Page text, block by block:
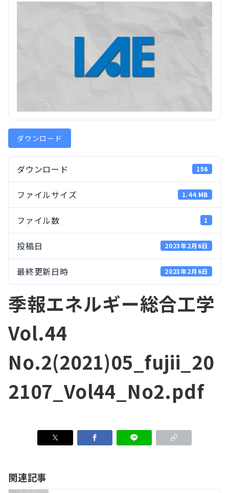
ダウンロード
ダウンロード 156
ファイルサイズ 1.44 MB
ファイル数 1
投稿日 2023年2月6日
最終更新日時 2023年2月6日
季報エネルギー総合工学
Vol.44
No.2(2021)05_fujii_20
2107_Vol44_No2.pdf
関連記事